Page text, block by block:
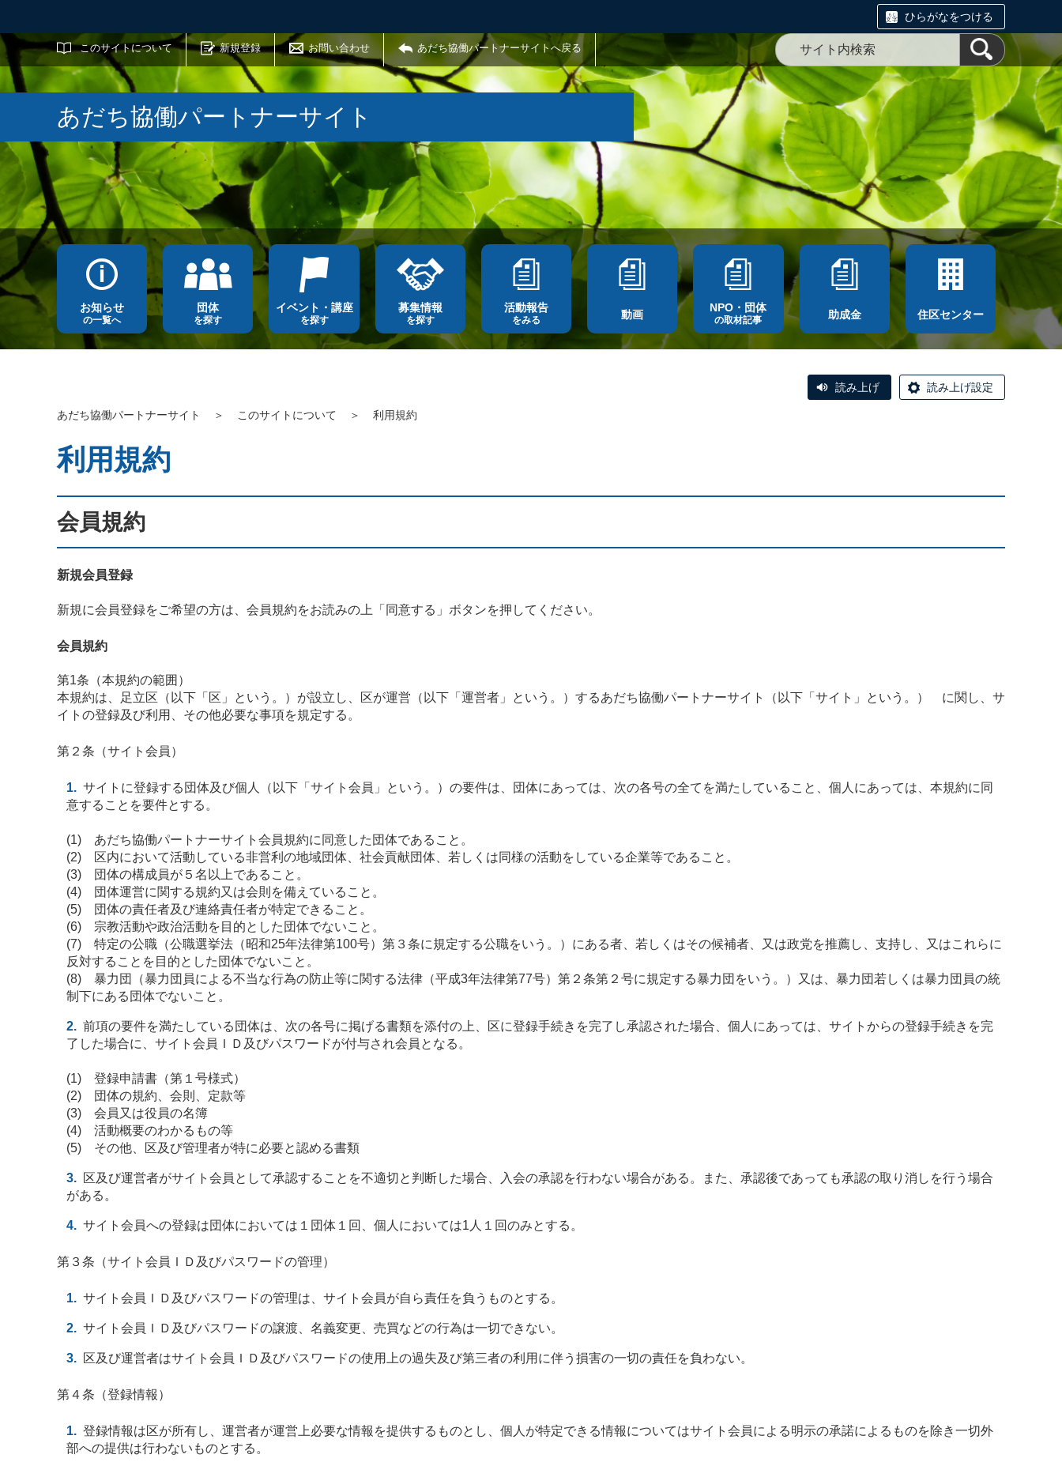
ひらがなをつける
このサイトについて 新規登録 お問い合わせ あだち協働パートナーサイトへ戻る
サイト内検索
あだち協働パートナーサイト
お知らせ
の一覧へ
団体
を探す
イベント・講座
を探す
募集情報
を探す
活動報告
をみる 動画
NPO・団体
の取材記事 助成金 住区センター
読み上げ 読み上げ設定
あだち協働パートナーサイト ＞ このサイトについて ＞ 利用規約
利用規約
会員規約
新規会員登録
新規に会員登録をご希望の方は、会員規約をお読みの上「同意する」ボタンを押してください。
会員規約
第1条（本規約の範囲）
本規約は、足立区（以下「区」という。）が設立し、区が運営（以下「運営者」という。）するあだち協働パートナーサイト（以下「サイト」という。） に関し、サ
イトの登録及び利用、その他必要な事項を規定する。
第２条（サイト会員）
サイトに登録する団体及び個人（以下「サイト会員」という。）の要件は、団体にあっては、次の各号の全てを満たしていること、個人にあっては、本規約に同
意することを要件とする。
(1) あだち協働パートナーサイト会員規約に同意した団体であること。
(2) 区内において活動している非営利の地域団体、社会貢献団体、若しくは同様の活動をしている企業等であること。
(3) 団体の構成員が５名以上であること。
(4) 団体運営に関する規約又は会則を備えていること。
(5) 団体の責任者及び連絡責任者が特定できること。
(6) 宗教活動や政治活動を目的とした団体でないこと。
(7) 特定の公職（公職選挙法（昭和25年法律第100号）第３条に規定する公職をいう。）にある者、若しくはその候補者、又は政党を推薦し、支持し、又はこれらに
反対することを目的とした団体でないこと。
(8) 暴力団（暴力団員による不当な行為の防止等に関する法律（平成3年法律第77号）第２条第２号に規定する暴力団をいう。）又は、暴力団若しくは暴力団員の統
制下にある団体でないこと。
前項の要件を満たしている団体は、次の各号に掲げる書類を添付の上、区に登録手続きを完了し承認された場合、個人にあっては、サイトからの登録手続きを完
了した場合に、サイト会員ＩＤ及びパスワードが付与され会員となる。
(1) 登録申請書（第１号様式）
(2) 団体の規約、会則、定款等
(3) 会員又は役員の名簿
(4) 活動概要のわかるもの等
(5) その他、区及び管理者が特に必要と認める書類
区及び運営者がサイト会員として承認することを不適切と判断した場合、入会の承認を行わない場合がある。また、承認後であっても承認の取り消しを行う場合
がある。
サイト会員への登録は団体においては１団体１回、個人においては1人１回のみとする。
第３条（サイト会員ＩＤ及びパスワードの管理）
サイト会員ＩＤ及びパスワードの管理は、サイト会員が自ら責任を負うものとする。
サイト会員ＩＤ及びパスワードの譲渡、名義変更、売買などの行為は一切できない。
区及び運営者はサイト会員ＩＤ及びパスワードの使用上の過失及び第三者の利用に伴う損害の一切の責任を負わない。
第４条（登録情報）
登録情報は区が所有し、運営者が運営上必要な情報を提供するものとし、個人が特定できる情報についてはサイト会員による明示の承諾によるものを除き一切外
部への提供は行わないものとする。